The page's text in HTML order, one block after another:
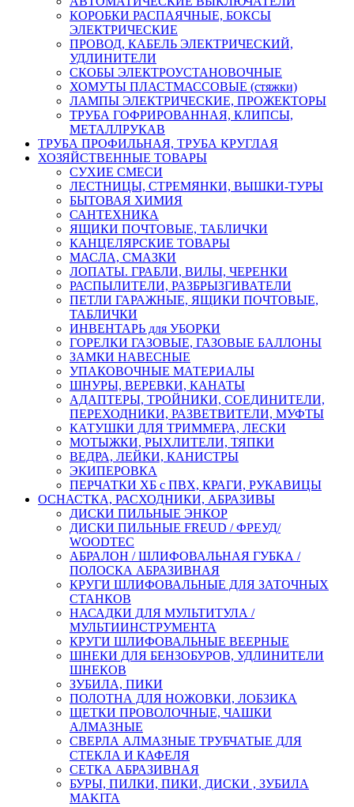
КОРОБКИ РАСПАЯЧНЫЕ, БОКСЫ
ЭЛЕКТРИЧЕСКИЕ
ПРОВОД, КАБЕЛЬ ЭЛЕКТРИЧЕСКИЙ,
УДЛИНИТЕЛИ
СКОБЫ ЭЛЕКТРОУСТАНОВОЧНЫЕ
ХОМУТЫ ПЛАСТМАССОВЫЕ (стяжки)
ЛАМПЫ ЭЛЕКТРИЧЕСКИЕ, ПРОЖЕКТОРЫ
ТРУБА ГОФРИРОВАННАЯ, КЛИПСЫ,
МЕТАЛЛРУКАВ
ТРУБА ПРОФИЛЬНАЯ, ТРУБА КРУГЛАЯ
ХОЗЯЙСТВЕННЫЕ ТОВАРЫ
СУХИЕ СМЕСИ
ЛЕСТНИЦЫ, СТРЕМЯНКИ, ВЫШКИ-ТУРЫ
БЫТОВАЯ ХИМИЯ
САНТЕХНИКА
ЯЩИКИ ПОЧТОВЫЕ, ТАБЛИЧКИ
КАНЦЕЛЯРСКИЕ ТОВАРЫ
МАСЛА, СМАЗКИ
ЛОПАТЫ. ГРАБЛИ, ВИЛЫ, ЧЕРЕНКИ
РАСПЫЛИТЕЛИ, РАЗБРЫЗГИВАТЕЛИ
ПЕТЛИ ГАРАЖНЫЕ, ЯЩИКИ ПОЧТОВЫЕ,
ТАБЛИЧКИ
ИНВЕНТАРЬ для УБОРКИ
ГОРЕЛКИ ГАЗОВЫЕ, ГАЗОВЫЕ БАЛЛОНЫ
ЗАМКИ НАВЕСНЫЕ
УПАКОВОЧНЫЕ МАТЕРИАЛЫ
ШНУРЫ, ВЕРЕВКИ, КАНАТЫ
АДАПТЕРЫ, ТРОЙНИКИ, СОЕДИНИТЕЛИ,
ПЕРЕХОДНИКИ, РАЗВЕТВИТЕЛИ, МУФТЫ
КАТУШКИ ДЛЯ ТРИММЕРА, ЛЕСКИ
МОТЫЖКИ, РЫХЛИТЕЛИ, ТЯПКИ
ВЕДРА, ЛЕЙКИ, КАНИСТРЫ
ЭКИПЕРОВКА
ПЕРЧАТКИ ХБ с ПВХ, КРАГИ, РУКАВИЦЫ
ОСНАСТКА, РАСХОДНИКИ, АБРАЗИВЫ
ДИСКИ ПИЛЬНЫЕ ЭНКОР
ДИСКИ ПИЛЬНЫЕ FREUD / ФРЕУД/
WOODTEC
АБРАЛОН / ШЛИФОВАЛЬНАЯ ГУБКА /
ПОЛОСКА АБРАЗИВНАЯ
КРУГИ ШЛИФОВАЛЬНЫЕ ДЛЯ ЗАТОЧНЫХ
СТАНКОВ
НАСАДКИ ДЛЯ МУЛЬТИТУЛА /
МУЛЬТИИНСТРУМЕНТА
КРУГИ ШЛИФОВАЛЬНЫЕ ВЕЕРНЫЕ
ШНЕКИ ДЛЯ БЕНЗОБУРОВ, УДЛИНИТЕЛИ
ШНЕКОВ
ЗУБИЛА, ПИКИ
ПОЛОТНА ДЛЯ НОЖОВКИ, ЛОБЗИКА
ЩЕТКИ ПРОВОЛОЧНЫЕ, ЧАШКИ
АЛМАЗНЫЕ
СВЕРЛА АЛМАЗНЫЕ ТРУБЧАТЫЕ ДЛЯ
СТЕКЛА И КАФЕЛЯ
СЕТКА АБРАЗИВНАЯ
БУРЫ, ПИЛКИ, ПИКИ, ДИСКИ , ЗУБИЛА
MAKITA